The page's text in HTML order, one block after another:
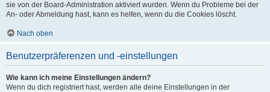
sie von der Board-Administration aktiviert wurden. Wenn du Probleme bei der
An- oder Abmeldung hast, kann es helfen, wenn du die Cookies löscht.
Nach oben
Benutzerpräferenzen und -einstellungen
Wie kann ich meine Einstellungen ändern?
Wenn du dich registriert hast, werden alle deine Einstellungen in der